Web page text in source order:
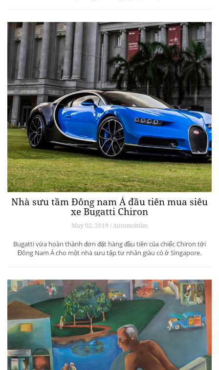
Nhà sưu tầm Đông nam Á đầu tiên mua siêu
xe Bugatti Chiron
May 02, 2019 / Automobiles
Bugatti vừa hoàn thành đơn đặt hàng đầu tiên của chiếc Chiron tới
Đông Nam Á cho một nhà sưu tập tư nhân giàu có ở Singapore.